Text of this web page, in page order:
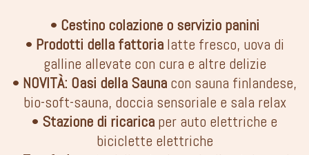
• Cestino colazione o servizio panini
• Prodotti della fattorialatte fresco, uova di
galline allevate con cura e altre delizie
• NOVITÀ: Oasi della Sauna con sauna finlandese,
bio-soft-sauna, doccia sensoriale e sala relax
• Stazione di ricarica per auto elettriche e
biciclette elettriche